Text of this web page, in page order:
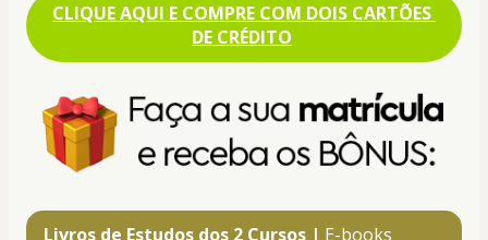
CLIQUE AQUI E COMPRE COM DOIS CARTÕES
DE CRÉDITO
Livros de Estudos dos 2 Cursos | E-books